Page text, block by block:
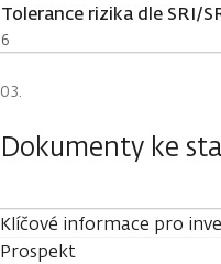
Tolerance rizika dle SRI/
6
Dokumenty ke
Klíčové informace pro
Prospekt